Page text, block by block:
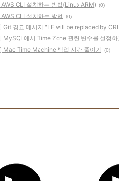
AWS CLI 설치하는 방법(Linux ARM) (0)
AWS CLI 설치하는 방법 (0)
Git 경고 메시지 "LF will be replaced by
MySQL에서 Time Zone 관련 변수를 설정하
Mac Time Machine 백업 시간 줄이기 (0)